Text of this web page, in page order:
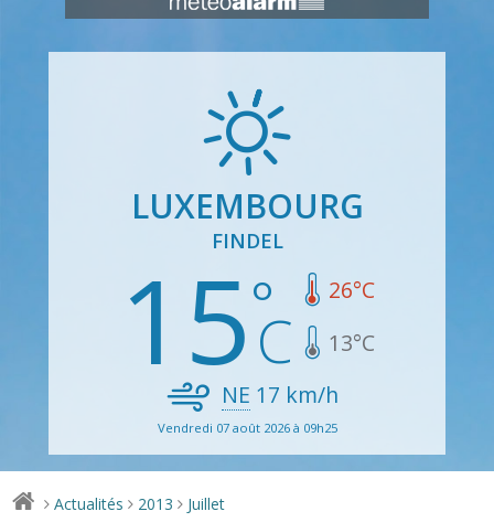
LUXEMBOURG
FINDEL
15 26°C
13°C
NE 17 km/h
Vendredi 07 août 2026 à 09h25
> Actualités > 2013 > Juillet